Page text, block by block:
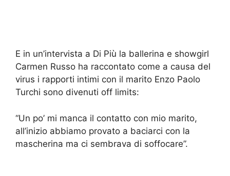
E in un’intervista a Di Più la ballerina e showgirl
Carmen Russo ha raccontato come a causa del
virus i rapporti intimi con il marito Enzo Paolo
Turchi sono divenuti off limits:
“Un po’ mi manca il contatto con mio marito,
all’inizio abbiamo provato a baciarci con la
mascherina ma ci sembrava di soffocare”.